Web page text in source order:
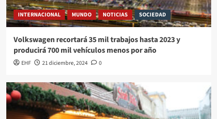
INTERNACIONAL MUNDO NOTICIAS SOCIEDAD
Volkswagen recortará 35 mil trabajos hasta 2023 y
producirá 700 mil vehículos menos por año
EHF 21 diciembre, 2024 0